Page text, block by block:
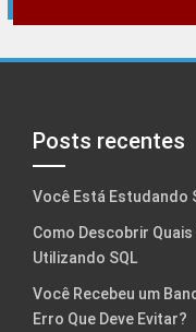
Posts recentes
Você Está Estudando
Como Descobrir
Utilizando SQL
Você Recebeu um
Erro Que Deve Evitar?